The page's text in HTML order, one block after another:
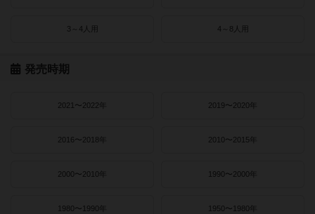
3～4人用 4～8人用
発売時期
2021〜2022年 2019〜2020年
2016〜2018年 2010〜2015年
2000〜2010年 1990〜2000年
1980〜1990年 1950〜1980年